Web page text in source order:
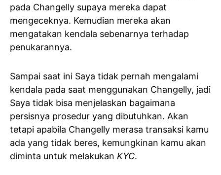
pada Changelly supaya mereka dapat
mengeceknya. Kemudian mereka akan
mengatakan kendala sebenarnya terhadap
penukarannya.
Sampai saat ini Saya tidak pernah mengalami
kendala pada saat menggunakan Changelly, jadi
Saya tidak bisa menjelaskan bagaimana
persisnya prosedur yang dibutuhkan. Akan
tetapi apabila Changelly merasa transaksi kamu
ada yang tidak beres, kemungkinan kamu akan
diminta untuk melakukan KYC.